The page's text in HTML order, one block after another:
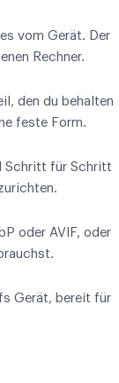
vom Gerät. Der
Rechner.
den du behalten
feste Form.
Schritt für Schritt
oder AVIF, oder
Gerät, bereit für